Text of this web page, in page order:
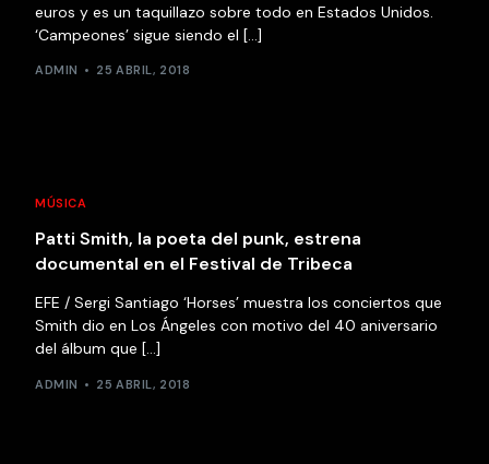
euros y es un taquillazo sobre todo en Estados Unidos.
‘Campeones’ sigue siendo el […]
ADMIN 25 ABRIL, 2018
MÚSICA
Patti Smith, la poeta del punk, estrena
documental en el Festival de Tribeca
EFE / Sergi Santiago ‘Horses’ muestra los conciertos que
Smith dio en Los Ángeles con motivo del 40 aniversario
del álbum que […]
ADMIN 25 ABRIL, 2018